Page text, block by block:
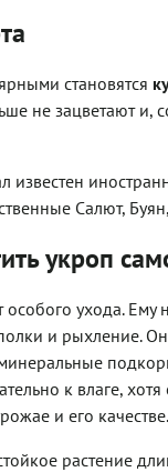
становятся
не зацветают и,
известен
Салют,
укроп
особого ухода.
и рыхление.
к влаге,
и его качестве.
растение